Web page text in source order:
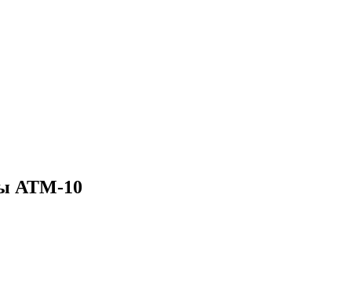
АТМ-10